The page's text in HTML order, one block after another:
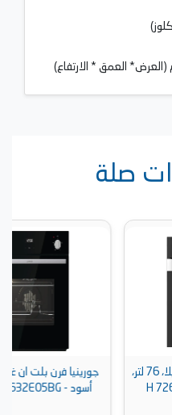
صلة
جورينيا فرن بلت ان غاز، 60 سم،